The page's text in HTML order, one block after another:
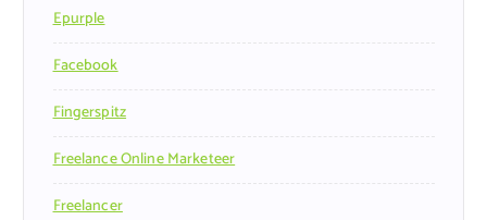
Epurple
Facebook
Fingerspitz
Freelance Online Marketeer
Freelancer